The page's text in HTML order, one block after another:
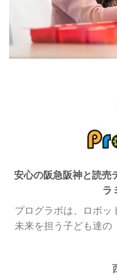
安心の阪急阪神と読売
ラ
プログラボは、ロボッ
未来を担う子ども達の